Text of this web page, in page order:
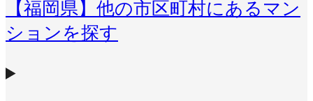
【福岡県】他の市区町村にあるマン
ションを探す